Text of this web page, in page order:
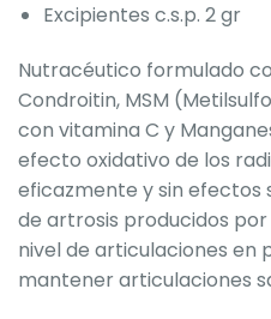
Excipientes c.s.p. 2 gr
Nutracéutico formulado
Condroitin, MSM
con vitamina C y
efecto oxidativo de los
eficazmente y sin efectos
de artrosis producidos
nivel de articulaciones en
mantener articulaciones